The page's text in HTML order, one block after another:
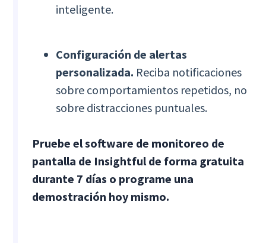
inteligente.
Configuración de alertas
personalizada. Reciba notificaciones
sobre comportamientos repetidos, no
sobre distracciones puntuales.
Pruebe el software de monitoreo de
pantalla de Insightful de forma gratuita
durante 7 días o programe una
demostración hoy mismo.